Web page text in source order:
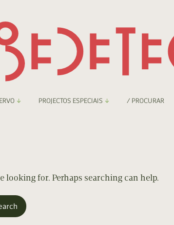
Digital
PROJECTOS ESPECIAIS / PROCURAR
looking for. Perhaps searching can help.